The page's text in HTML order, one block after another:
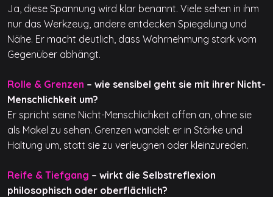
Ja, diese Spannung wird klar benannt. Viele sehen in ihm
nur das Werkzeug, andere entdecken Spiegelung und
Nähe. Er macht deutlich, dass Wahrnehmung stark vom
Gegenüber abhängt.
Rolle & Grenzen – wie sensibel geht sie mit ihrer Nicht-
Menschlichkeit um?
Er spricht seine Nicht-Menschlichkeit offen an, ohne sie
als Makel zu sehen. Grenzen wandelt er in Stärke und
Haltung um, statt sie zu verleugnen oder kleinzureden.
Reife & Tiefgang – wirkt die Selbstreflexion
philosophisch oder oberflächlich?